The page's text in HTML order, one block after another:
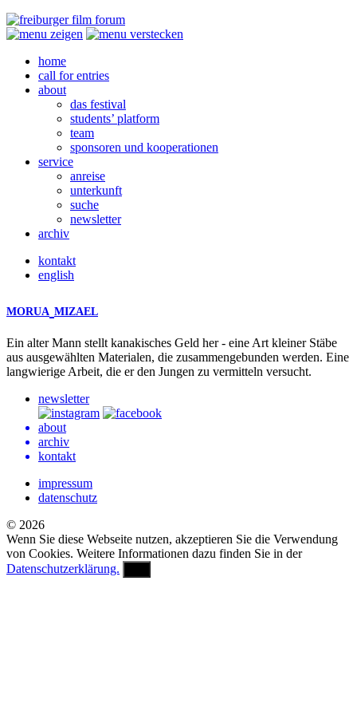
home
call for entries
about
das festival
students’ platform
team
sponsoren und kooperationen
service
anreise
unterkunft
suche
newsletter
archiv
kontakt
english
MORUA MIZAEL
Ein alter Mann stellt kanakisches Geld her - eine Art kleiner Stäbe
aus ausgewählten Materialen, die zusammengebunden werden. Eine
langwierige Arbeit, die er den Jungen zu vermitteln versucht.
newsletter
about
archiv
kontakt
impressum
datenschutz
© 2026
Wenn Sie diese Webseite nutzen, akzeptieren Sie die Verwendung
von Cookies. Weitere Informationen dazu finden Sie in der
Datenschutzerklärung.